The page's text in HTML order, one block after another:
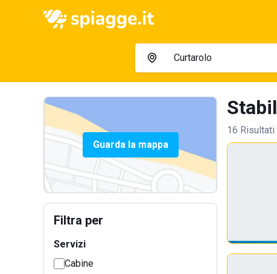
Guarda la mappa
Filtra per
Servizi
Cabine
16 Risultati